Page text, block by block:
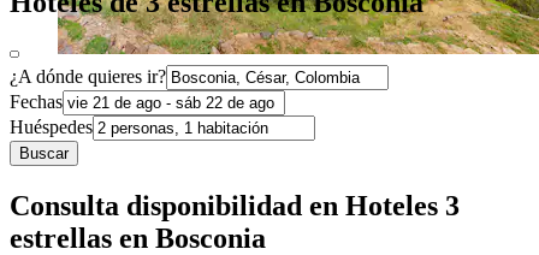
¿A dónde quieres ir?
Fechas
Huéspedes
Buscar
Consulta disponibilidad en Hoteles 3
estrellas en Bosconia